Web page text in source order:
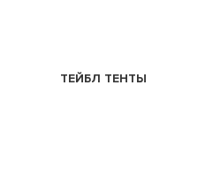
ТЕЙБЛ ТЕНТЫ